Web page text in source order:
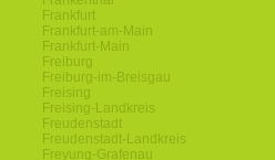
Frankfurt
Frankfurt-am-Main
Frankfurt-Main
Freiburg
Freiburg-im-Breisgau
Freising
Freising-Landkreis
Freudenstadt
Freudenstadt-Landkreis
Freyung-Grafenau